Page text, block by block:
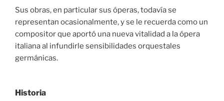
Sus obras, en particular sus óperas, todavía se
representan ocasionalmente, y se le recuerda como un
compositor que aportó una nueva vitalidad a la ópera
italiana al infundirle sensibilidades orquestales
germánicas.
Historia